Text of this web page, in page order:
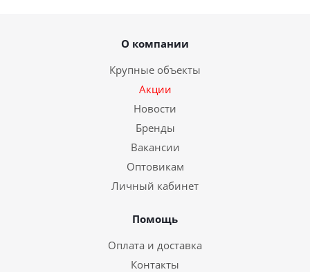
О компании
Крупные объекты
Акции
Новости
Бренды
Вакансии
Оптовикам
Личный кабинет
Помощь
Оплата и доставка
Контакты